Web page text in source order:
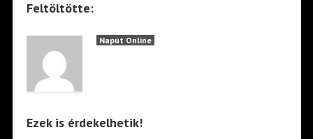
Feltöltötte:
Napút Online
Ezek is érdekelhetik!